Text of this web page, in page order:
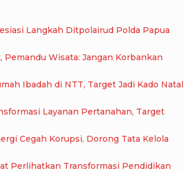
Langkah Ditpolairud Polda Papua
Wisata: Jangan Korbankan
Ibadah di NTT, Target Jadi Kado Natal
Layanan Pertanahan, Target
Cegah Korupsi, Dorong Tata Kelola
SMA Negeri 9 Raja Ampat Perlihatkan Transformasi Pendidikan